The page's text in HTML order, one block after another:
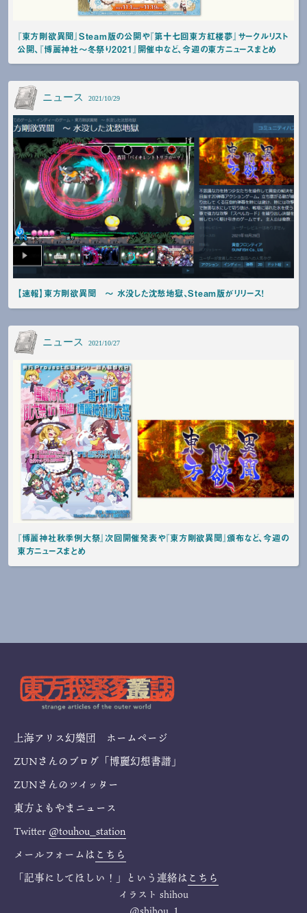
『東方剛欲異聞』Steam版の公開や『第十七回東方紅楼夢』サークルリスト
公開、『博麗神社～冬祭り2021』開催中など、今週の東方ニュースまとめ
ニュース 2021/10/29
【速報】東方剛欲異聞 ～ 水没した沈愁地獄、Steam版がリリース！
ニュース 2021/10/27
『博麗神社秋季例大祭』次回開催発表や『東方剛欲異聞』頒布など、今週の
東方ニュースまとめ
上海アリス幻樂団 ホームページ
ZUNさんのブログ「博麗幻想書譜」
ZUNさんのツイッター
東方よもやまニュース
Twitter @touhou_station
メールフォームは こちら
「記事にしてほしい！」という連絡は こちら
イラスト shihou